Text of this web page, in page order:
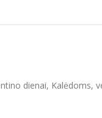
dienai, Kalėdoms,